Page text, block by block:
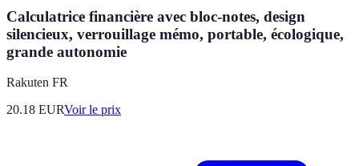
Calculatrice financière avec bloc-notes, design
silencieux, verrouillage mémo, portable, écologique,
grande autonomie
Rakuten FR
20.18 EURVoir le prix